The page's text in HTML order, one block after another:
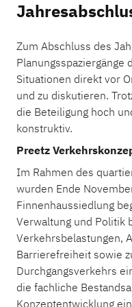
Zum Abschluss des
Planungsspaziergänge
Situationen direkt vor
und zu diskutieren.
die Beteiligung hoch
konstruktiv.
Preetz
Im Rahmen des
wurden Ende
Finnenhaussiedlung
Verwaltung und Politik
Verkehrsbelastungen,
Barrierefreiheit sowie
Durchgangsverkehrs
die fachliche
Konzeptentwicklung